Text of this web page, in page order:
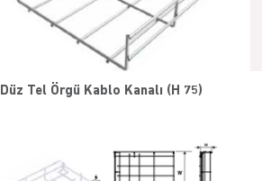
Düz Tel Örgü Kablo Kanalı (H 75)